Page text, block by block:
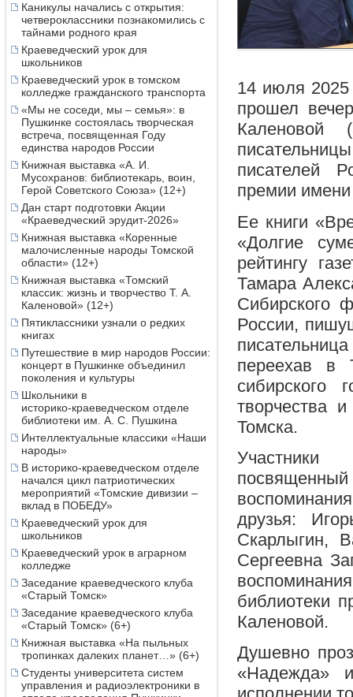
Каникулы начались с открытия:
четвероклассники познакомились с
тайнами родного края
Краеведческий урок для
школьников
Краеведческий урок в томском
колледже гражданского транспорта
«Мы не соседи, мы – семья»: в
Пушкинке состоялась творческая
встреча, посвященная Году
единства народов России
Книжная выставка «А. И.
Мусохранов: библиотекарь, воин,
Герой Советского Союза» (12+)
Дан старт подготовки Акции
«Краеведческий эрудит-2026»
Книжная выставка «Коренные
малочисленные народы Томской
области» (12+)
Книжная выставка «Томский
классик: жизнь и творчество Т. А.
Каленовой» (12+)
Пятиклассники узнали о редких
книгах
Путешествие в мир народов России:
концерт в Пушкинке объединил
поколения и культуры
Школьники в
историко‑краеведческом отделе
библиотеки им. А. С. Пушкина
Интеллектуальные классики «Наши
народы»
В историко-краеведческом отделе
начался цикл патриотических
мероприятий «Томские дивизии –
вклад в ПОБЕДУ»
Краеведческий урок для
школьников
Краеведческий урок в аграрном
колледже
Заседание краеведческого клуба
«Старый Томск»
Заседание краеведческого клуба
«Старый Томск» (6+)
Книжная выставка «На пыльных
тропинках далеких планет…» (6+)
Студенты университета систем
управления и радиоэлектроники в
14 июля
прошел
Каленовой
писателей
премии
Ее книги
«Долгие
рейтингу
Тамара
Сибирского
России,
переехав в
сибирского
творчества
Томска.
Участники
посвященный
друзья:
Скарлыгин,
Сергеевна
библиотеки
Каленовой.
Душевно
«Надежда»